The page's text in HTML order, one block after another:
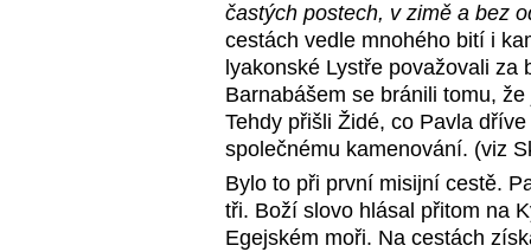
častých postech, v zimě a bez
cestách vedle mnohého bití i
lyakonské Lystře považovali
Barnabášem se bránili tomu,
Tehdy přišli Židé, co Pavla
společnému kamenování. (viz
Bylo to při první misijní cestě.
tři. Boží slovo hlásal přitom na
Egejském moři. Na cestách